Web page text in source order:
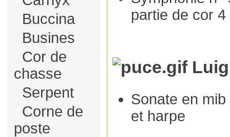
Buccina
Busines
Cor de
chasse
Serpent
Corne de
poste
partie de cor 4
Sonate en
et harpe